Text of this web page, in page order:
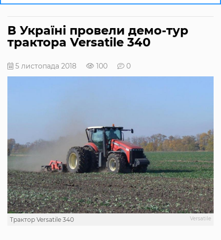
В Україні провели демо-тур
трактора Versatile 340
5 листопада 2018 100 0
Versatile
Трактор Versatile 340